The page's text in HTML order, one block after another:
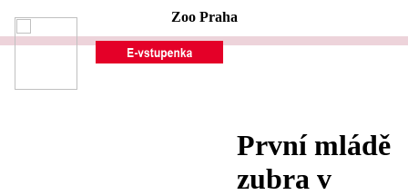
Zoo Praha
První mládě
zubra v